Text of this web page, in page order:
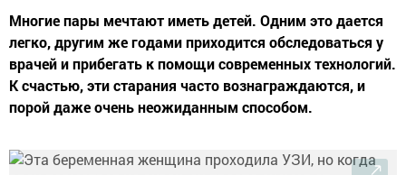
Многие пары мечтают иметь детей. Одним это дается
легко, другим же годами приходится обследоваться у
врачей и прибегать к помощи современных технологий.
К счастью, эти старания часто вознаграждаются, и
порой даже очень неожиданным способом.